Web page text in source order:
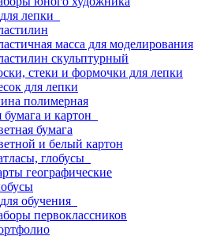
лепки
масса для моделирования
скульптурный
стеки и формочки для лепки
для лепки
полимерная
бумага и картон
бумага
и белый картон
глобусы
географические
обучения
первоклассников